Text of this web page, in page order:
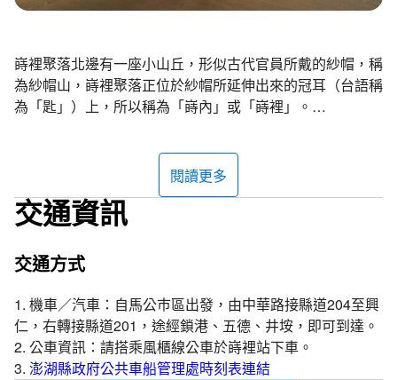
嵵裡聚落北邊有一座小山丘，形似古代官員所戴的紗帽，稱
為紗帽山，嵵裡聚落正位於紗帽所延伸出來的冠耳（台語稱
為「匙」）上，所以稱為「嵵內」或「嵵裡」。
沙灘。早期是居民牽網捕魚的漁場，也曾一度發展為本縣最
大的海水浴場，景色可媲美夏威夷的威基基海灘(Waikiki)。
嵵裡沙灘綿延1公里餘，並有風積砂丘景觀，海域平緩，海
水湛藍，是澎湖本島天然條件最優的海濱浴場。走在由珊瑚
和貝殼沙構成的海灘上，或享受日光浴，或戲水弄潮，或露
營野炊，誠為渡假一遊，偷得浮生半日閒的最適當場所。
玩家秘笈
西邊沙灘上一沙丘陡坡俗稱「白馬坡」，可挑戰腳力攀爬。
嵵裡沙灘可從事傳統的牽罟活動，體驗豐富的漁村生活！
閱讀更多
交通資訊
交通方式
1. 機車／汽車：自馬公巿區出發，由中華路接縣道204至興
仁，右轉接縣道201，途經鎖港、五德、井垵，即可到達。
2. 公車資訊：請搭乘風櫃線公車於嵵裡站下車。
3. 澎湖縣政府公共車船管理處時刻表連結